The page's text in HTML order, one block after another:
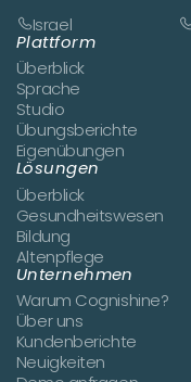
Israel
Plattform
Überblick
Sprache
Studio
Übungsberichte
Eigenübungen
Lösungen
Überblick
Gesundheitswesen
Bildung
Altenpflege
Unternehmen
Warum Cognishine?
Über uns
Kundenberichte
Neuigkeiten